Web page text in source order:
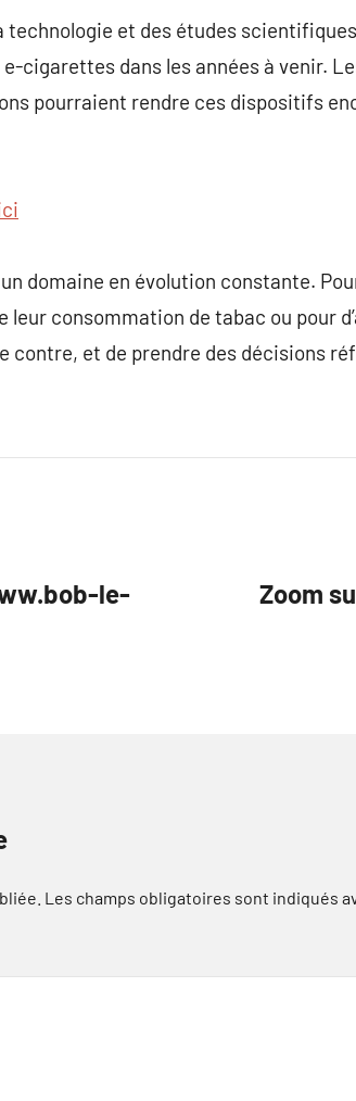
technologie et des études
cigarettes dans les années à venir.
pourraient rendre ces dispositifs
domaine en évolution constante.
consommation de tabac ou pour
contre, et de prendre des décisions
le-
Zoom
Les champs obligatoires sont indiqués